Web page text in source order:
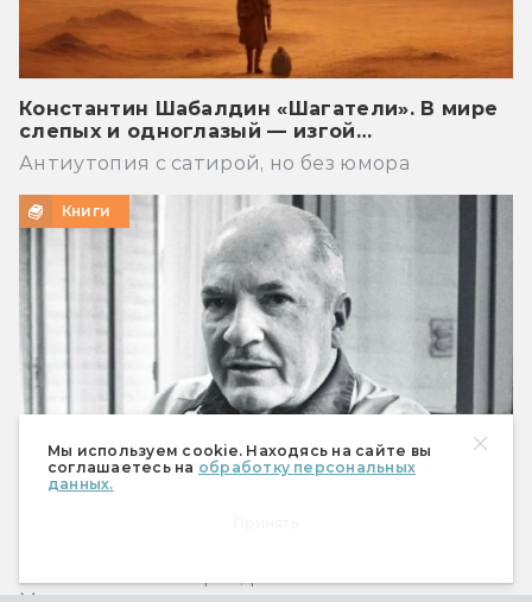
Мы используем cookie. Находясь на сайте вы
соглашаетесь на обработку персональных
данных.
Константин Шабалдин «Шагатели». В мире
слепых и одноглазый — изгой…
Антиутопия с сатирой, но без юмора
Книги